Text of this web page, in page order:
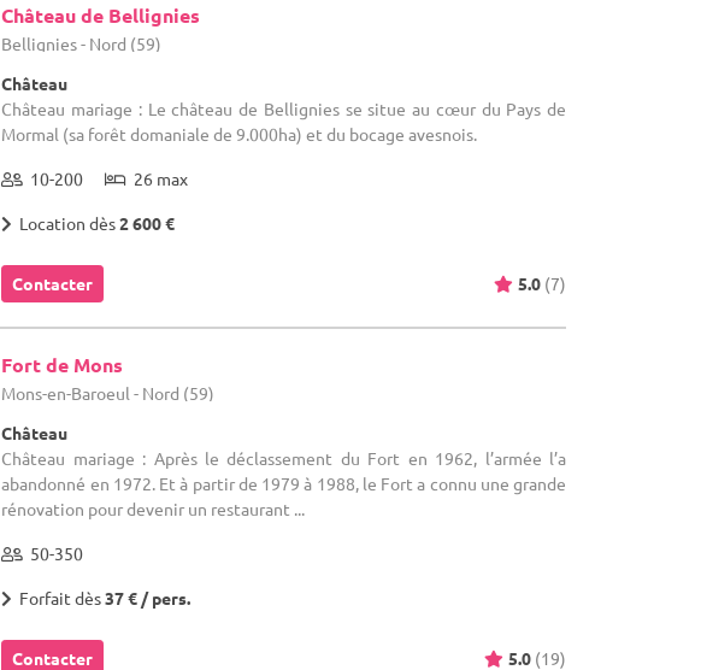
Château de Bellignies
Bellignies - Nord (59)
Château
Château mariage : Le château de Bellignies se situe au cœur du Pays de
Mormal (sa forêt domaniale de 9.000ha) et du bocage avesnois.
10-200 26 max
Location dès2 600 €
Contacter 5.0 (7)
Fort de Mons
Mons-en-Baroeul - Nord (59)
Château
Château mariage : Après le déclassement du Fort en 1962, l’armée l’a
abandonné en 1972. Et à partir de 1979 à 1988, le Fort a connu une grande
rénovation pour devenir un restaurant ...
50-350
Forfait dès37 € / pers.
Contacter 5.0 (19)